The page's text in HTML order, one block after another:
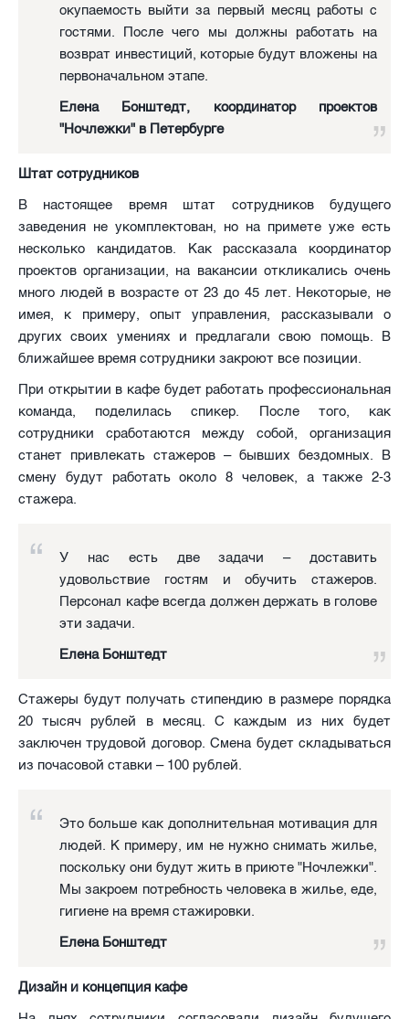
окупаемость выйти за первый месяц работы с
гостями. После чего мы должны работать на
возврат инвестиций, которые будут вложены на
первоначальном этапе.
Елена Бонштедт, координатор проектов
"Ночлежки" в Петербурге
Штат сотрудников
В настоящее время штат сотрудников будущего
заведения не укомплектован, но на примете уже есть
несколько кандидатов. Как рассказала координатор
проектов организации, на вакансии откликались очень
много людей в возрасте от 23 до 45 лет. Некоторые, не
имея, к примеру, опыт управления, рассказывали о
других своих умениях и предлагали свою помощь. В
ближайшее время сотрудники закроют все позиции.
При открытии в кафе будет работать профессиональная
команда, поделилась спикер. После того, как
сотрудники сработаются между собой, организация
станет привлекать стажеров – бывших бездомных. В
смену будут работать около 8 человек, а также 2-3
стажера.
У нас есть две задачи – доставить
удовольствие гостям и обучить стажеров.
Персонал кафе всегда должен держать в голове
эти задачи.
Елена Бонштедт
Стажеры будут получать стипендию в размере порядка
20 тысяч рублей в месяц. С каждым из них будет
заключен трудовой договор. Смена будет складываться
из почасовой ставки – 100 рублей.
Это больше как дополнительная мотивация для
людей. К примеру, им не нужно снимать жилье,
поскольку они будут жить в приюте "Ночлежки".
Мы закроем потребность человека в жилье, еде,
гигиене на время стажировки.
Елена Бонштедт
Дизайн и концепция кафе